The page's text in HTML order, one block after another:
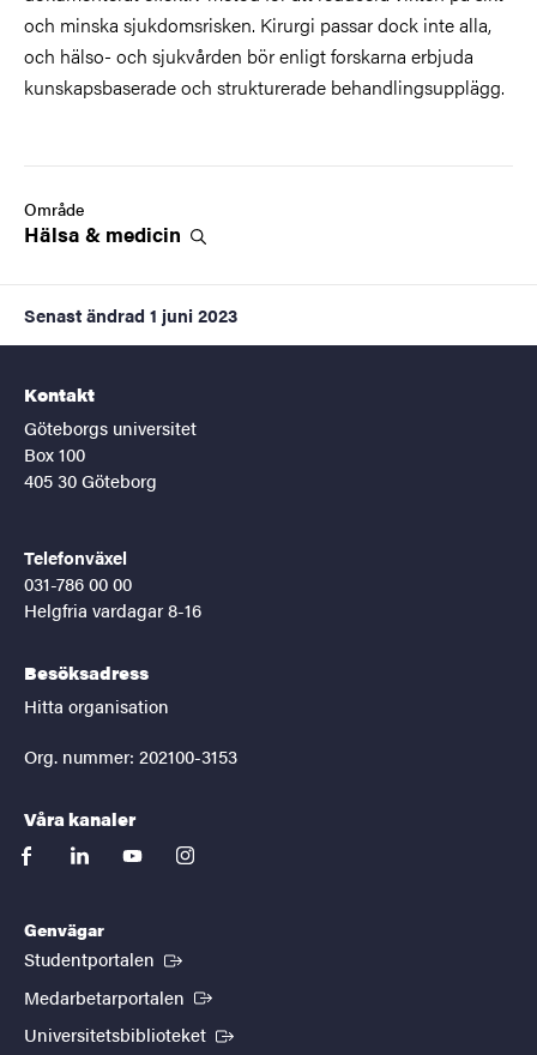
och minska sjukdomsrisken. Kirurgi passar dock inte alla,
och hälso- och sjukvården bör enligt forskarna erbjuda
kunskapsbaserade och strukturerade behandlingsupplägg.
Område
Hälsa & medicin
Senast ändrad 1 juni 2023
Kontakt
Göteborgs universitet
Box 100
405 30 Göteborg
Telefonväxel
031-786 00 00
Helgfria vardagar 8-16
Besöksadress
Hitta organisation
Org. nummer: 202100-3153
Våra kanaler
facebooklinkedinyoutubeinstagram
Genvägar
Studentportalen (Extern länk)
Medarbetarportalen (Extern länk)
Universitetsbiblioteket (Extern länk)